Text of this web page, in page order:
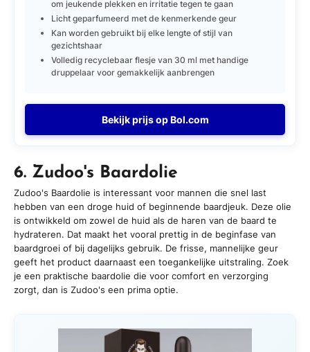
om jeukende plekken en irritatie tegen te gaan
Licht geparfumeerd met de kenmerkende geur
Kan worden gebruikt bij elke lengte of stijl van
gezichtshaar
Volledig recyclebaar flesje van 30 ml met handige
druppelaar voor gemakkelijk aanbrengen
Bekijk prijs op Bol.com
6. Zudoo's Baardolie
Zudoo's Baardolie is interessant voor mannen die snel last
hebben van een droge huid of beginnende baardjeuk. Deze olie
is ontwikkeld om zowel de huid als de haren van de baard te
hydrateren. Dat maakt het vooral prettig in de beginfase van
baardgroei of bij dagelijks gebruik. De frisse, mannelijke geur
geeft het product daarnaast een toegankelijke uitstraling. Zoek
je een praktische baardolie die voor comfort en verzorging
zorgt, dan is Zudoo's een prima optie.